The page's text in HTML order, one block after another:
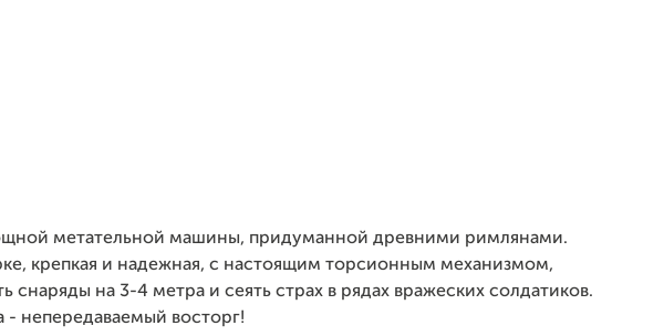
метательной машины, придуманной древними римлянами.
крепкая и надежная, с настоящим торсионным механизмом,
снаряды на 3-4 метра и сеять страх в рядах вражеских солдатиков.
- непередаваемый восторг!